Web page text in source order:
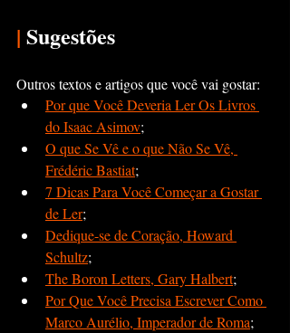
| Sugestões
Outros textos e artigos que você vai gostar:
Por que Você Deveria Ler Os Livros
do Isaac Asimov;
O que Se Vê e o que Não Se Vê,
Frédéric Bastiat;
7 Dicas Para Você Começar a Gostar
de Ler;
Dedique-se de Coração, Howard
Schultz;
The Boron Letters, Gary Halbert;
Por Que Você Precisa Escrever Como
Marco Aurélio, Imperador de Roma;